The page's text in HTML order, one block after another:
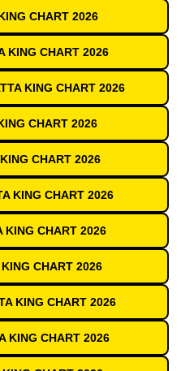
CHART 2026
KING CHART 2026
KING CHART 2026
CHART 2026
CHART 2026
KING CHART 2026
KING CHART 2026
KING CHART 2026
KING CHART 2026
KING CHART 2026